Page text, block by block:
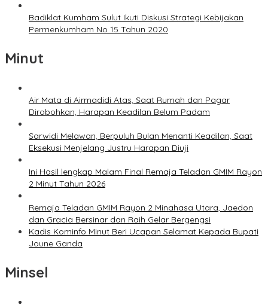
Badiklat Kumham Sulut Ikuti Diskusi Strategi Kebijakan
Permenkumham No 15 Tahun 2020
Minut
Air Mata di Airmadidi Atas, Saat Rumah dan Pagar
Dirobohkan, Harapan Keadilan Belum Padam
Sarwidi Melawan, Berpuluh Bulan Menanti Keadilan, Saat
Eksekusi Menjelang Justru Harapan Diuji
Ini Hasil lengkap Malam Final Remaja Teladan GMIM Rayon
2 Minut Tahun 2026
Remaja Teladan GMIM Rayon 2 Minahasa Utara, Jaedon
dan Gracia Bersinar dan Raih Gelar Bergengsi
Kadis Kominfo Minut Beri Ucapan Selamat Kepada Bupati
Joune Ganda
Minsel